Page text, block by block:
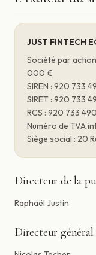
JUST FINTECH
Société par
000 €
SIREN : 920 733
SIRET : 920 733
RCS : 920 733
Numéro de TVA
Siège social : 20
Directeur de la
Raphaël Justin
Directeur général